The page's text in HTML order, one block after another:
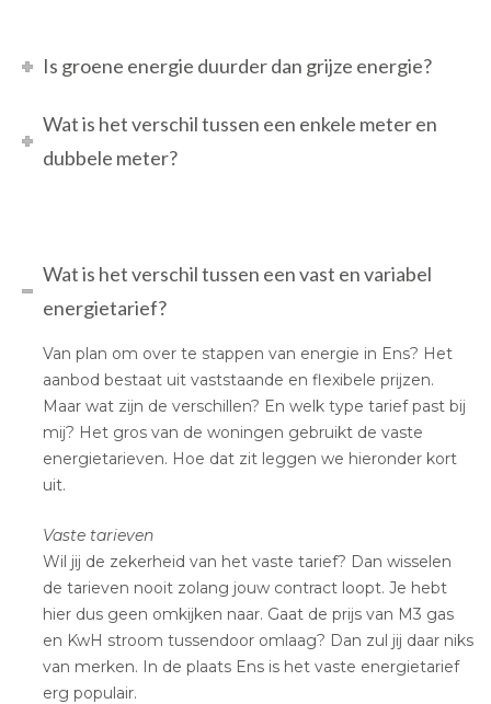
Is groene energie duurder dan grijze energie?
Wat is het verschil tussen een enkele meter en
dubbele meter?
Wat is het verschil tussen een vast en variabel
energietarief?
Van plan om over te stappen van energie in Ens? Het
aanbod bestaat uit vaststaande en flexibele prijzen.
Maar wat zijn de verschillen? En welk type tarief past bij
mij? Het gros van de woningen gebruikt de vaste
energietarieven. Hoe dat zit leggen we hieronder kort
uit.
Vaste tarieven
Wil jij de zekerheid van het vaste tarief? Dan wisselen
de tarieven nooit zolang jouw contract loopt. Je hebt
hier dus geen omkijken naar. Gaat de prijs van M3 gas
en KwH stroom tussendoor omlaag? Dan zul jij daar niks
van merken. In de plaats Ens is het vaste energietarief
erg populair.